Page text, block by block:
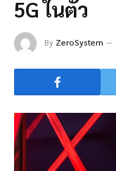
5G ในตัว
By ZeroSystem